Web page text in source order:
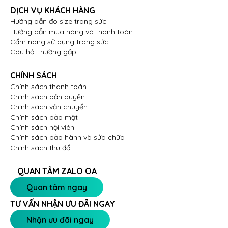
này góp phần đáng kể trong việc làm tăng độ lấp
lánh cho tổng thể, khiến đôi tay người đeo thêm cuốn
hút mỗi khi cử động.
Vỏ nhẫn nữ Kim cương Vàng trắng 18K VCR NN-0764
từng đường nét. Bên cạnh việc đóng vai trò như món
trang sứcVĩnh Cara
cách người đeo khẳng định bản lĩnh thẩm mỹ và sự
tinh tế đã được tôi luyện qua thời gian.
DỊCH VỤ KHÁCH HÀNG
Hướng dẫn đo size trang sức
Hướng dẫn mua hàng và thanh toán
Cẩm nang sử dụng trang sức
Câu hỏi thường gặp
CHÍNH SÁCH
Chính sách thanh toán
Chính sách bản quyền
Chính sách vận chuyển
Chính sách bảo mật
Chính sách hội viên
Chính sách bảo hành và sửa chữa
Chính sách thu đổi
QUAN TÂM ZALO OA
Quan tâm ngay
TƯ VẤN NHẬN ƯU ĐÃI NGAY
Nhận ưu đãi ngay